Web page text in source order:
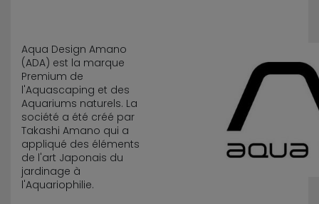
Aqua Design Amano
(ADA) est la marque
Premium de
l'Aquascaping et des
Aquariums naturels. La
société a été créé par
Takashi Amano qui a
appliqué des éléments
de l'art Japonais du
jardinage à
l'Aquariophilie.